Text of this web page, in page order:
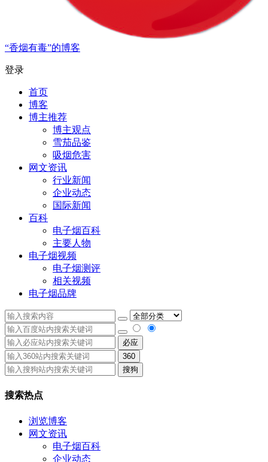
“香烟有毒”的博客
登录
首页
博客
博主推荐
博主观点
雪茄品鉴
吸烟危害
网文资讯
行业新闻
企业动态
国际新闻
百科
电子烟百科
主要人物
电子烟视频
电子烟测评
相关视频
电子烟品牌
必应
360
搜狗
搜索热点
浏览博客
网文资讯
电子烟百科
企业动态